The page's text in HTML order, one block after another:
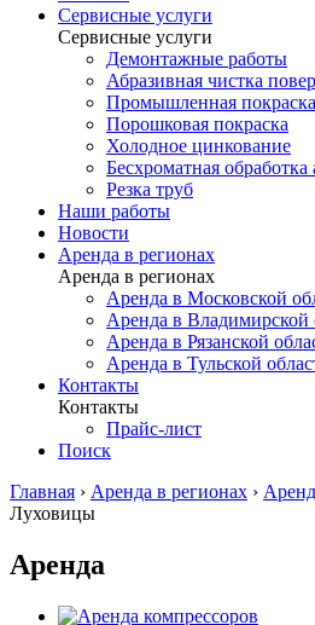
Сервисные услуги
Сервисные услуги
Демонтажные работы
Абразивная чистка
Промышленная покраска
Порошковая покраска
Холодное цинкование
Бесхроматная
Резка труб
Наши работы
Новости
Аренда в регионах
Аренда в регионах
Аренда в Московской
Аренда в Владимирской
Аренда в Рязанской
Аренда в Тульской
Контакты
Контакты
Прайс-лист
Поиск
Главная › Аренда в регионах ›
Луховицы
Аренда